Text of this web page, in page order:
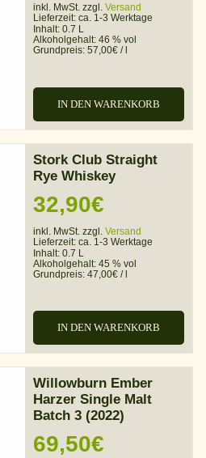
inkl. MwSt. zzgl. Versand
Lieferzeit: ca. 1-3 Werktage
Inhalt: 0.7 L
Alkoholgehalt: 46 % vol
Grundpreis: 57,00€ /l
IN DEN WARENKORB
Stork Club Straight
Rye Whiskey
32,90€
inkl. MwSt. zzgl. Versand
Lieferzeit: ca. 1-3 Werktage
Inhalt: 0.7 L
Alkoholgehalt: 45 % vol
Grundpreis: 47,00€ /l
IN DEN WARENKORB
Willowburn Ember
Harzer Single Malt
Batch 3 (2022)
69,50€